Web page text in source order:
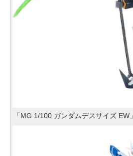
「MG 1/100 ガンダムデスサイズ EW」